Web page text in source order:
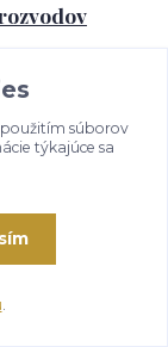
hriadele
reťaze
súborov
týkajúce sa